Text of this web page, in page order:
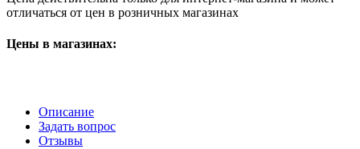
отличаться от цен в розничных магазинах
Цены в магазинах:
Описание
Задать вопрос
Отзывы